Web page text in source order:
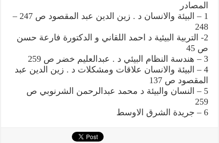
المصادر
1 – البيئة والانسان د . زين الدين عبد المقصود ص 247 –
248
2- التربية البيئية د احمد اللقاني و الدكتورة فارعة حسن
ص 45
3 – هندسة النظام البيئي د . عبدالعليم خضر ص 259
4 – البيئة والانسان علاقات ومشكلات د . زين الدين عبد
المقصود ص 137
5 – النسان والبيئة د محمد عبدالرحمن الشرنوبي ص
259
6 – جريدة الشرق الاوسط